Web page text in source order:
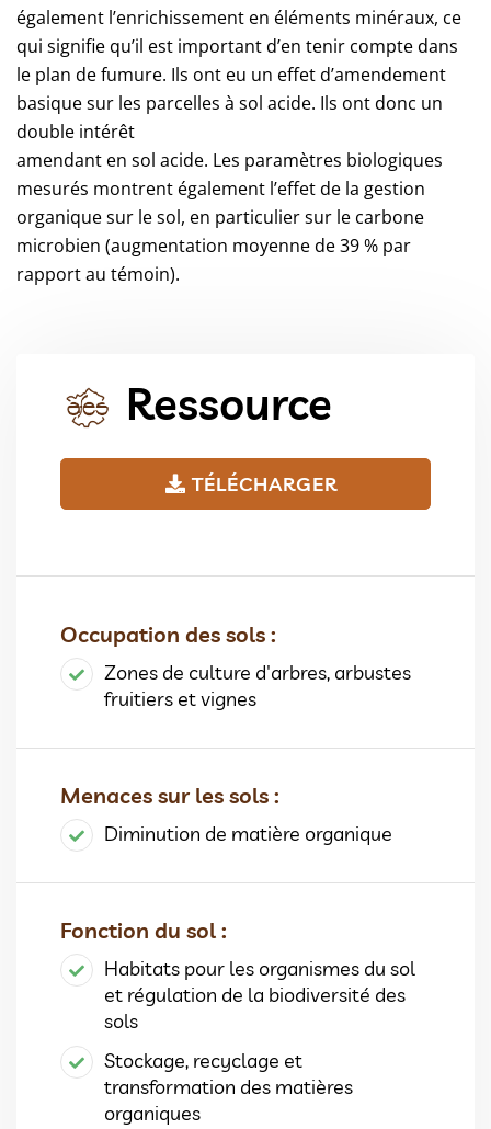
également l’enrichissement en éléments minéraux, ce
qui signifie qu’il est important d’en tenir compte dans
le plan de fumure. Ils ont eu un effet d’amendement
basique sur les parcelles à sol acide. Ils ont donc un
double intérêt
amendant en sol acide. Les paramètres biologiques
mesurés montrent également l’effet de la gestion
organique sur le sol, en particulier sur le carbone
microbien (augmentation moyenne de 39 % par
rapport au témoin).
Ressource
TÉLÉCHARGER
Occupation des sols :
Zones de culture d'arbres, arbustes
fruitiers et vignes
Menaces sur les sols :
Diminution de matière organique
Fonction du sol :
Habitats pour les organismes du sol
et régulation de la biodiversité des
sols
Stockage, recyclage et
transformation des matières
organiques